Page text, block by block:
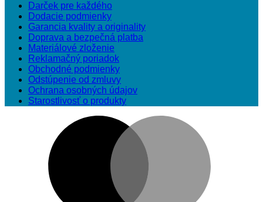
Darček pre každého
Dodacie podmienky
Garancia kvality a originality
Doprava a bezpečná platba
Materiálové zloženie
Reklamačný poriadok
Obchodné podmienky
Odstúpenie od zmluvy
Ochrana osobných údajov
Starostlivosť o produkty